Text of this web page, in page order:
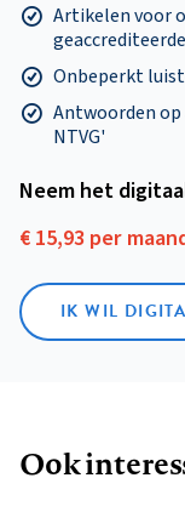
Artikelen voor
Onbeperkt
Antwoorden op
NTVG'
Neem het
€ 15,93 per
IK WIL
Ook